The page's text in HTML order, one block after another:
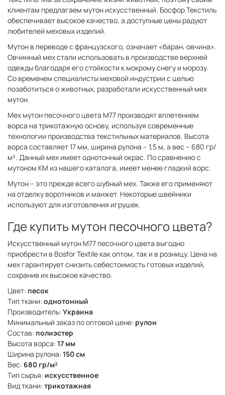
клиентам предлагаем мутон искусственный. Босфор Текстиль
обеспечивает высокое качество, а доступные цены радуют
любителей меховых изделий.
Мутон в переводе с французского, означает «баран, овчина».
Овчинный мех стали использовать в производстве верхней
одежды благодаря его стойкости к мокрому снегу и морозу.
Со временем специалисты меховой индустрии с целью
позаботиться о животных, разработали искусственный мех
мутон.
Мех мутон песочного цвета М77 производят вплетением
ворса на трикотажную основу, используя современные
технологии производства текстильных материалов. Высота
ворса составляет 17 мм, ширина рулона – 1,5 м, а вес – 680 гр/
м². Данный мех имеет однотонный окрас. По сравнению с
мутоном КМ из нашего каталога, имеет менее гладкий ворс.
Мутон – это прежде всего шубный мех. Также его применяют
на отделку воротников и манжет. Некоторые швейники
используют для изготовления игрушек.
Где купить мутон песочного цвета?
Искусственный мутон М77 песочного цвета выгодно
приобрести в Bosfor Textile как оптом, так и в розницу. Цена на
мех гарантирует снизить себестоимость готовых изделий,
сохранив их высокое качество.
Цвет: песок
Тип ткани: однотонный
Производитель: Украина
Минимальный заказ по оптовой цене: рулон
Состав: полиэстер
Высота ворса: 17 мм
Ширина рулона: 150 см
Вес: 680 гр/м²
Тип сырья: искусственное
Вид ткани: трикотажная